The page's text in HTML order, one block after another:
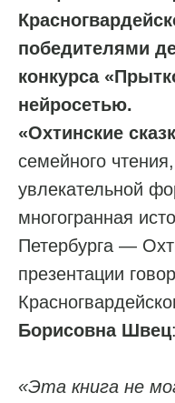
победителями
конкурса
нейросетью.
«Охтинские
семейного
увлекательной
многогранная
Петербурга —
презентации
Борисовна Швец:
«Эта книга не